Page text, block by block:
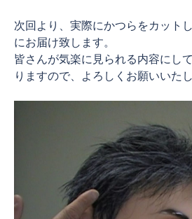
次回より、実際にかつらをカット
にお届け致します。
皆さんが気楽に見られる内容にし
りますので、よろしくお願いいたし